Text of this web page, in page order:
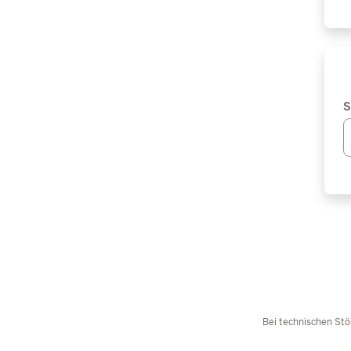
Bei technischen